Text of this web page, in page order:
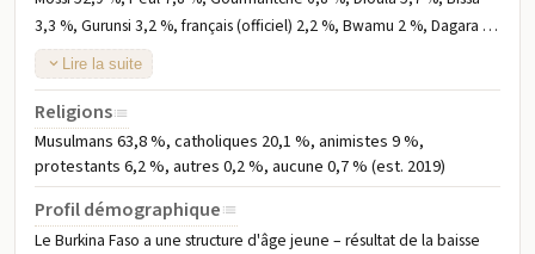
3,3 %, Gurunsi 3,2 %, français (officiel) 2,2 %, Bwamu 2 %, Dagara 2
%, San 1,7 %, Marka 1,6 %, Bobo 1,5 %, Sénoufo 1,5 %, Lobi 1,2 %,
autres 6,6 % (est. 2019)
Lire la suite
Religions
Musulmans 63,8 %, catholiques 20,1 %, animistes 9 %,
protestants 6,2 %, autres 0,2 %, aucune 0,7 % (est. 2019)
Profil démographique
Le Burkina Faso a une structure d'âge jeune – résultat de la baisse